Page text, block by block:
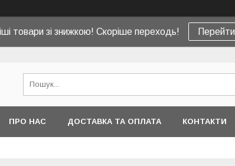
товари зі знижкою! Скоріше переходь! Перейти
ПРО НАС ДОСТАВКА ТА ОПЛАТА КОНТАКТИ